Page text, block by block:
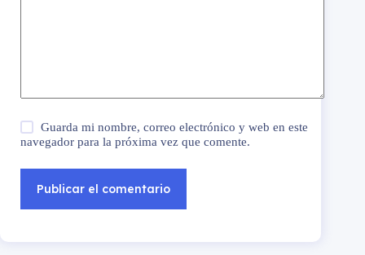
Guarda mi nombre, correo electrónico y web en este
navegador para la próxima vez que comente.
Publicar el comentario